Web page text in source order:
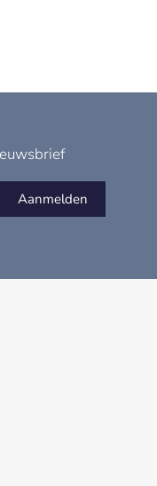
Aanmelden